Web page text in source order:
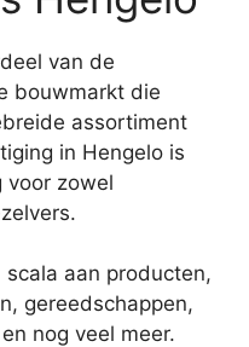
van de
bouwmarkt die
assortiment
in Hengelo is
voor zowel
aan producten,
gereedschappen,
nog veel meer.